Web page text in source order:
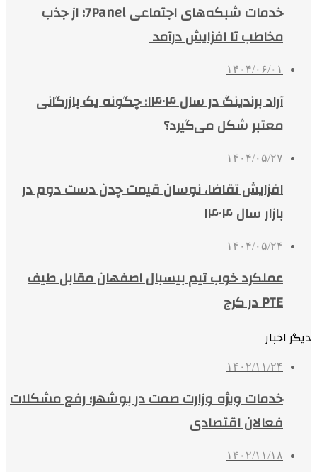
خدمات شبکه‌های اجتماعی 7Panel؛ از جذب
مخاطب تا افزایش درآمد
۱۴۰۴/۰۶/۰۱
آراد برندینگ در سال ۱۴۰۴؛ چگونه یک بازرگانی
معتبر شکل می‌گیرد؟
۱۴۰۴/۰۵/۲۷
افزایش تقاضا، نوسان قیمت چدن دست دوم در
بازار سال ۱۴۰۴
۱۴۰۴/۰۵/۲۴
عملکرد خوب تیم بیسبال اصفهان مقابل طیف
PTE در کرج
دیگر اخبار
۱۴۰۲/۱۱/۲۴
خدمات ویژه وزارت صمت در بوشهر؛ رفع مشکلات
فعالان اقتصادی
۱۴۰۲/۱۱/۱۸